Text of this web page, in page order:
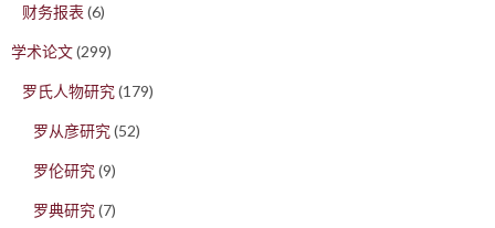
财务报表 (6)
学术论文(299)
罗氏人物研究(179)
罗从彦研究(52)
罗伦研究(9)
罗典研究(7)